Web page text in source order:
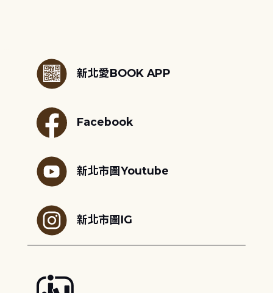
新北愛BOOK APP
Facebook
新北市圖Youtube
新北市圖IG